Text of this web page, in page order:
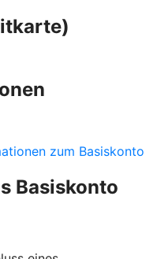
zum Basiskonto
Basiskonto